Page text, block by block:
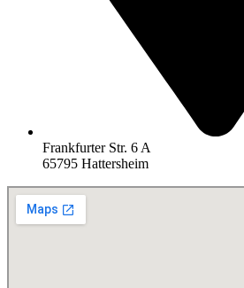
Frankfurter Str. 6 A
65795 Hattersheim